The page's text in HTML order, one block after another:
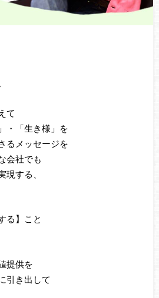
て
・「生き様」を
るメッセージを
会社でも
現する、
る】こと
提供を
引き出して